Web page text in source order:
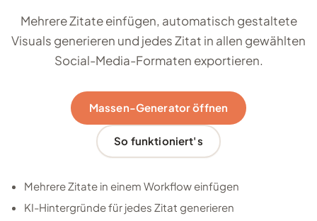
Mehrere Zitate einfügen, automatisch gestaltete
Visuals generieren und jedes Zitat in allen gewählten
Social-Media-Formaten exportieren.
Massen-Generator öffnen
So funktioniert's
Mehrere Zitate in einem Workflow einfügen
KI-Hintergründe für jedes Zitat generieren